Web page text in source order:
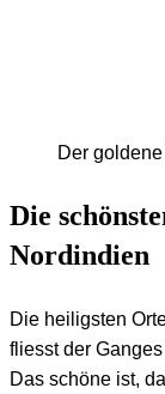
Der
Die
Nordindien
Die heiligsten
fliesst der
Das schöne ist,